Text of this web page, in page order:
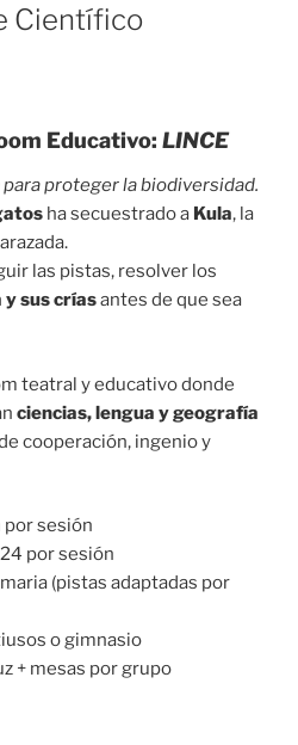
Científico
Educativo: LINCE
proteger la biodiversidad.
ha secuestrado a Kula, la
las pistas, resolver los
y sus críasantes de que sea
teatral y educativo donde
ciencias, lengua y geografía
cooperación, ingenio y
sesión
por sesión
(pistas adaptadas por
o gimnasio
+ mesas por grupo